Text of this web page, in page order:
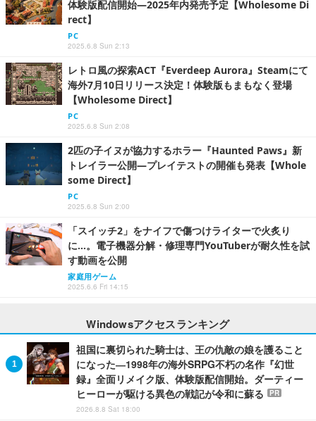
体験版配信開始―2025年内発売予定【Wholesome Di
rect】
PC
2025.6.8 Sun 2:13
レトロ風の探索ACT『Everdeep Aurora』Steamにて
海外7月10日リリース決定！体験版もまもなく登場
【Wholesome Direct】
PC
2025.6.8 Sun 2:08
2匹の子イヌが協力するホラー『Haunted Paws』新
トレイラー公開―プレイテストの開催も発表【Whole
some Direct】
PC
2025.6.8 Sun 2:00
「スイッチ2」をナイフで傷つけライターで火炙り
に…。電子機器分解・修理専門YouTuberが耐久性を試
す動画を公開
家庭用ゲーム
2025.6.6 Fri 14:15
Windowsアクセスランキング
祖国に裏切られた騎士は、王の仇敵の娘を護ること
になった―1998年の海外SRPG不朽の名作『幻世
録』全面リメイク版、体験版配信開始。ダーティー
ヒーローが駆ける異色の戦記が令和に蘇る
PR
2026.8.8 Sat 18:00